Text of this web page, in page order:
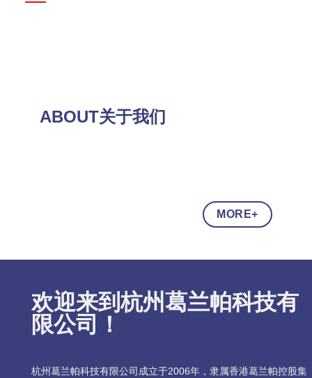
ABOUT关于我们
MORE+
欢迎来到杭州葛兰帕科技有
限公司！
杭州葛兰帕科技有限公司成立于2006年，隶属香港葛兰帕控股集